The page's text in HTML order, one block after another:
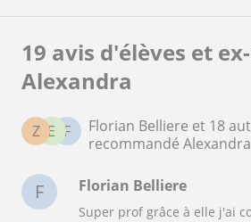
19 avis d'élèves et
Alexandra
F
E
Z
Florian Belliere et 18
recommandé Alexandra
F Florian Belliere
Super prof grâce à elle j'ai